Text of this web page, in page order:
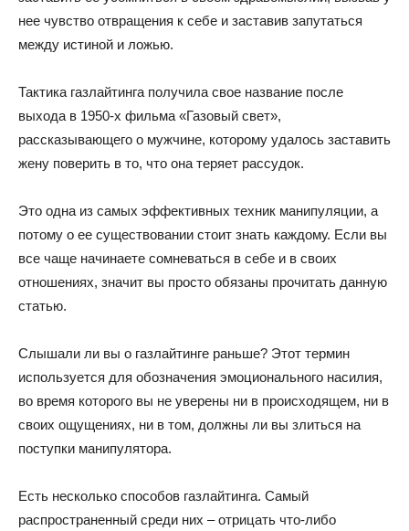
нее чувство отвращения к себе и заставив запутаться
между истиной и ложью.
Тактика газлайтинга получила свое название после
выхода в 1950-х фильма «Газовый свет»,
рассказывающего о мужчине, которому удалось заставить
жену поверить в то, что она теряет рассудок.
Это одна из самых эффективных техник манипуляции, а
потому о ее существовании стоит знать каждому. Если вы
все чаще начинаете сомневаться в себе и в своих
отношениях, значит вы просто обязаны прочитать данную
статью.
Слышали ли вы о газлайтинге раньше? Этот термин
используется для обозначения эмоционального насилия,
во время которого вы не уверены ни в происходящем, ни в
своих ощущениях, ни в том, должны ли вы злиться на
поступки манипулятора.
Есть несколько способов газлайтинга. Самый
распространенный среди них – отрицать что-либо